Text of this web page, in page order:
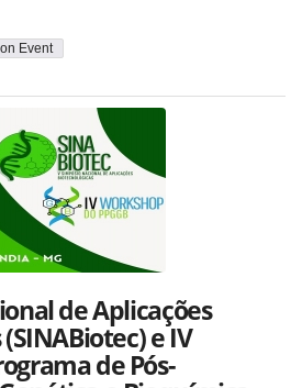
Event
de Aplicações
e IV
de Pós-